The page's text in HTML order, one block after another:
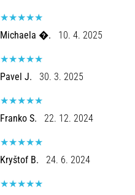
Lesedauer 7 min
Läuferknie:
Behandlung
und
Prävention
Das
Läuferknie,
auch
als
Iliotibiales
Michaela �. 10. 4. 2025
Pavel J. 30. 3. 2025
Franko S. 22. 12. 2024
Kryštof B. 24. 6. 2024